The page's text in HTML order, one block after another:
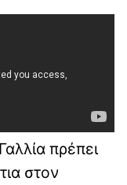
πρέπει
στον